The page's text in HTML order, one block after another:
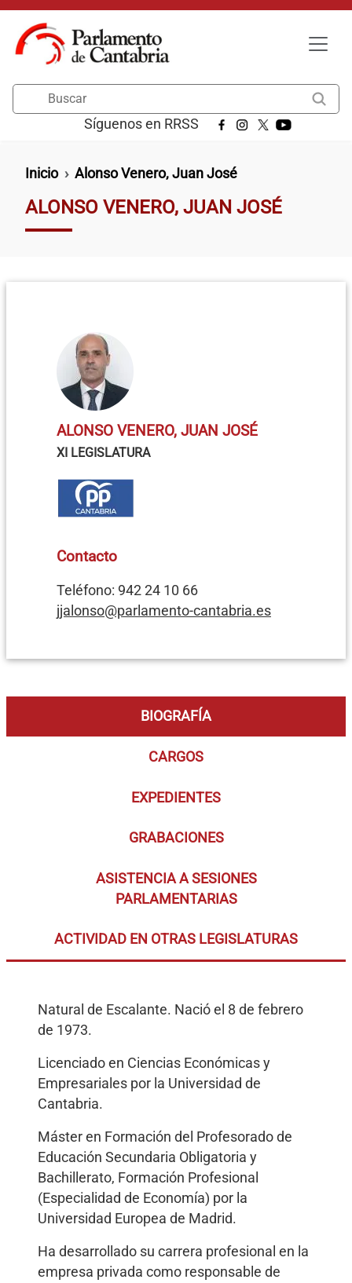
Pasar al contenido principal
Síguenos en RRSS
Ruta de navegación
Inicio Alonso Venero, Juan José
ALONSO VENERO, JUAN JOSÉ
ALONSO VENERO, JUAN JOSÉ
XI LEGISLATURA
Contacto
Teléfono: 942 24 10 66
jjalonso@parlamento-cantabria.es
BIOGRAFÍA
CARGOS
EXPEDIENTES
GRABACIONES
ASISTENCIA A SESIONES
PARLAMENTARIAS
ACTIVIDAD EN OTRAS LEGISLATURAS
Natural de Escalante. Nació el 8 de febrero
de 1973.
Licenciado en Ciencias Económicas y
Empresariales por la Universidad de
Cantabria.
Máster en Formación del Profesorado de
Educación Secundaria Obligatoria y
Bachillerato, Formación Profesional
(Especialidad de Economía) por la
Universidad Europea de Madrid.
Ha desarrollado su carrera profesional en la
empresa privada como responsable de